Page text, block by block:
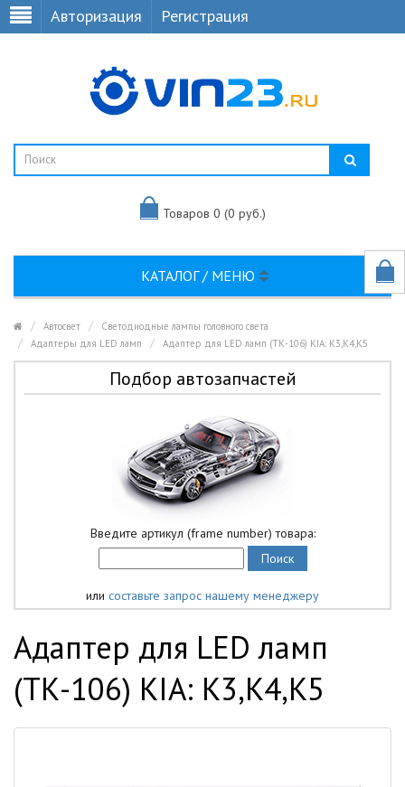
Авторизация Регистрация
Товаров 0 (0 руб.)
КАТАЛОГ / МЕНЮ
Автосвет
Светодиодные лампы головного света
Адаптеры для LED ламп
Адаптер для LED ламп (ТК-106) KIA: K3,K4,K5
Подбор автозапчастей
Введите артикул (frame number) товара:
или составьте запрос нашему менеджеру
Адаптер для LED ламп
(ТК-106) KIA: K3,K4,K5